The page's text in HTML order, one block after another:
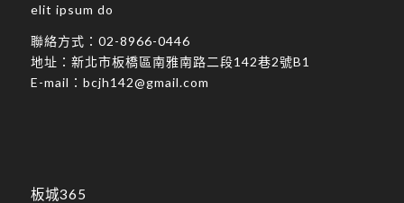
elit ipsum do
聯絡方式： 02-8966-0446
地址： 新北市板橋區南雅南路二段142巷2號B1
E-mail： bcjh142@gmail.com
板城365